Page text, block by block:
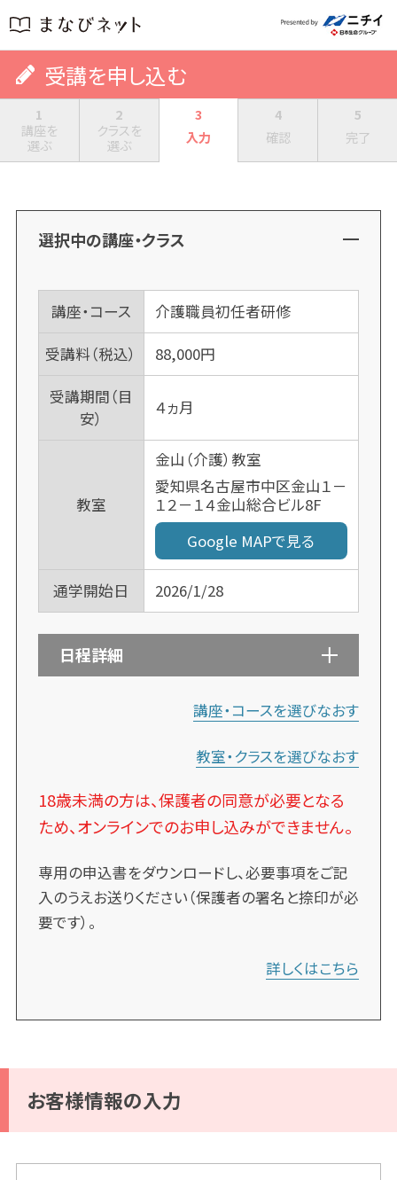
受講を申し込む
1
講座を
選ぶ
2
クラスを
選ぶ
3
入力
4
確認
5
完了
選択中の講座・クラス
講座・コース
介護職員初任者研修
受講料（税込）
88,000円
受講期間（目
安）
４ヵ月
教室
金山（介護）教室
愛知県名古屋市中区金山１－
１２－１４金山総合ビル8F
Google MAPで見る
通学開始日 2026/1/28
日程詳細
講座・コースを選びなおす
教室・クラスを選びなおす
18歳未満の方は、保護者の同意が必要となる
ため、オンラインでのお申し込みができません。
専用の申込書をダウンロードし、必要事項をご記
入のうえお送りください（保護者の署名と捺印が必
要です）。
詳しくはこちら
お客様情報の入力